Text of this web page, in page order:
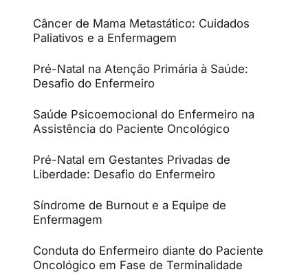
Câncer de Mama Metastático: Cuidados
Paliativos e a Enfermagem
Pré-Natal na Atenção Primária à Saúde:
Desafio do Enfermeiro
Saúde Psicoemocional do Enfermeiro na
Assistência do Paciente Oncológico
Pré-Natal em Gestantes Privadas de
Liberdade: Desafio do Enfermeiro
Síndrome de Burnout e a Equipe de
Enfermagem
Conduta do Enfermeiro diante do Paciente
Oncológico em Fase de Terminalidade